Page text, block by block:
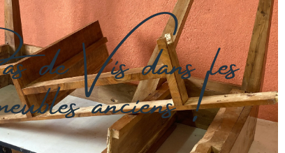
Vis dans les
anciens !